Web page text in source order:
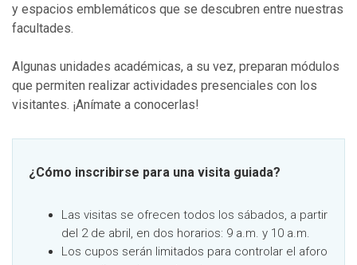
y espacios emblemáticos que se descubren entre nuestras
facultades.
Algunas unidades académicas, a su vez, preparan módulos
que permiten realizar actividades presenciales con los
visitantes. ¡Anímate a conocerlas!
¿Cómo inscribirse para una visita guiada?
Las visitas se ofrecen todos los sábados, a partir
del 2 de abril, en dos horarios: 9 a.m. y 10 a.m.
Los cupos serán limitados para controlar el aforo